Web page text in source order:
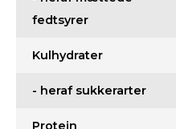
fedtsyrer
Kulhydrater
- heraf sukkerarter
Protein